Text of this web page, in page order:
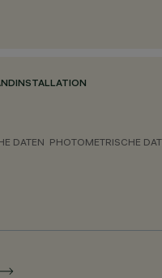
DATEN PHOTOMETRISCHE